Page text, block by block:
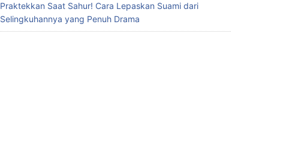
Praktekkan Saat Sahur! Cara Lepaskan Suami dari
Selingkuhannya yang Penuh Drama